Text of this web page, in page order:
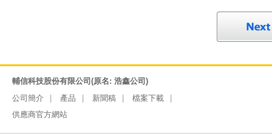
輔信科技股份有限公司(原名: 浩鑫公司)
公司簡介
產品 新聞稿
檔案下載
供應商官方網站